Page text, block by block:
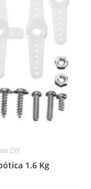
DIY
1.6 Kg